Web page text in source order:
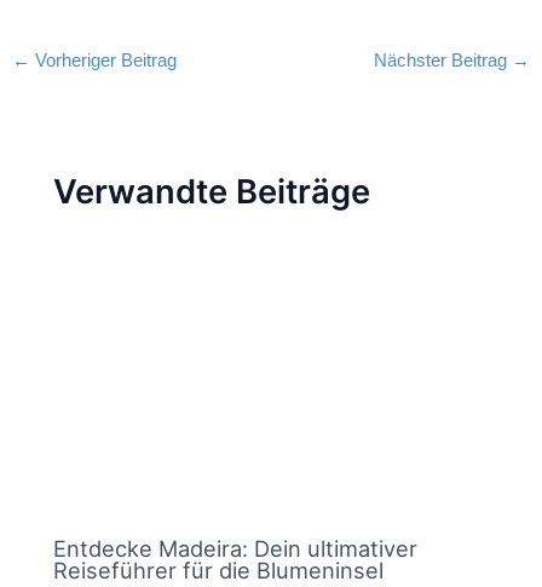
← Vorheriger Beitrag Nächster Beitrag →
Verwandte Beiträge
Entdecke Madeira: Dein ultimativer
Reiseführer für die Blumeninsel